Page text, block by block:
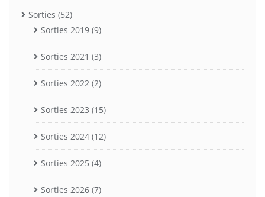
Sorties (52)
Sorties 2019 (9)
Sorties 2021 (3)
Sorties 2022 (2)
Sorties 2023 (15)
Sorties 2024 (12)
Sorties 2025 (4)
Sorties 2026 (7)